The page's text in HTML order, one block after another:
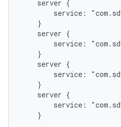
    server {
service:
    }
    server {
service:
    }
    server {
service:
    }
    server {
service:
    }